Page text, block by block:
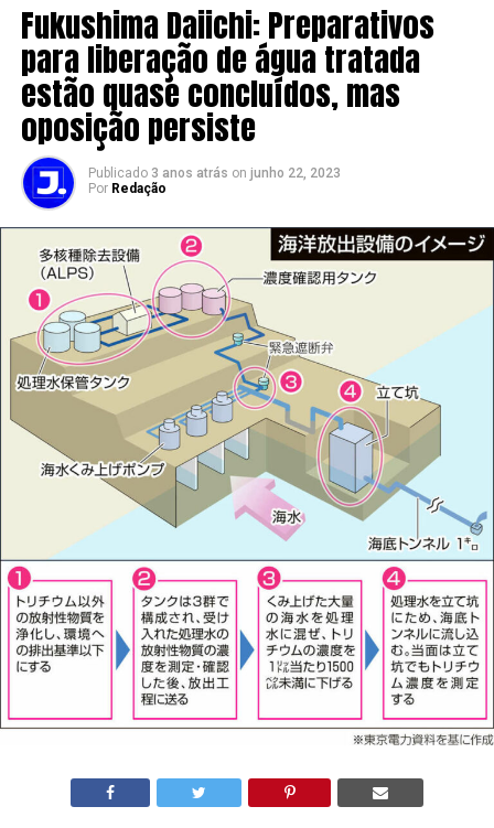
Fukushima Daiichi: Preparativos
para liberação de água tratada
estão quase concluídos, mas
oposição persiste
Publicado 3 anos atrás on junho 22, 2023
Por Redação